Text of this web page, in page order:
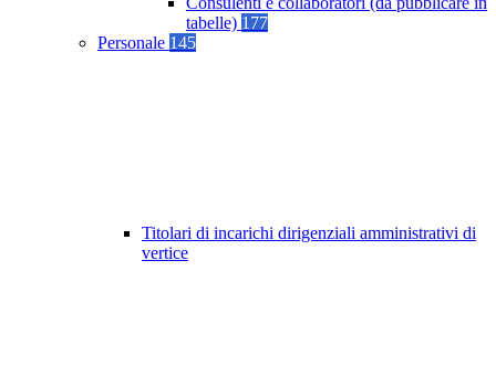
tabelle) 177
Personale 145
Titolari di incarichi dirigenziali amministrativi di
vertice